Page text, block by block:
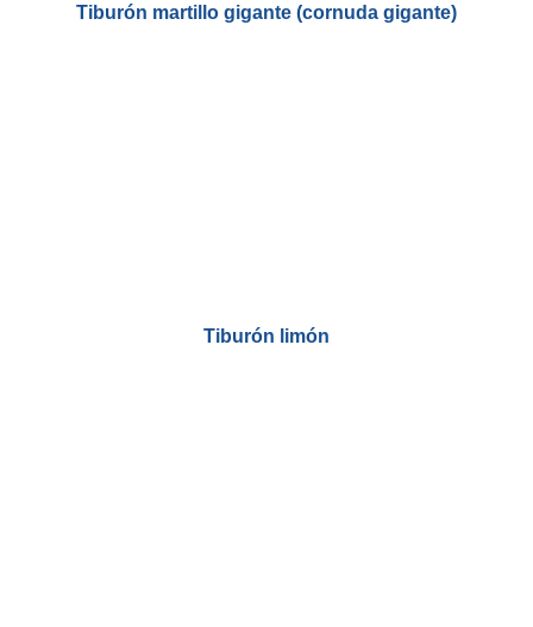
Tiburón martillo gigante (cornuda gigante)
Tiburón limón